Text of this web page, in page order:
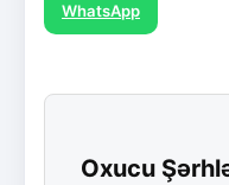
WhatsApp
Oxucu